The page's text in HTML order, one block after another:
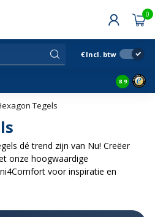
0
€ Incl. btw
Snelle
8.9
Tegels
dé trend zijn van Nu! Creëer
onze hoogwaardige
voor inspiratie en